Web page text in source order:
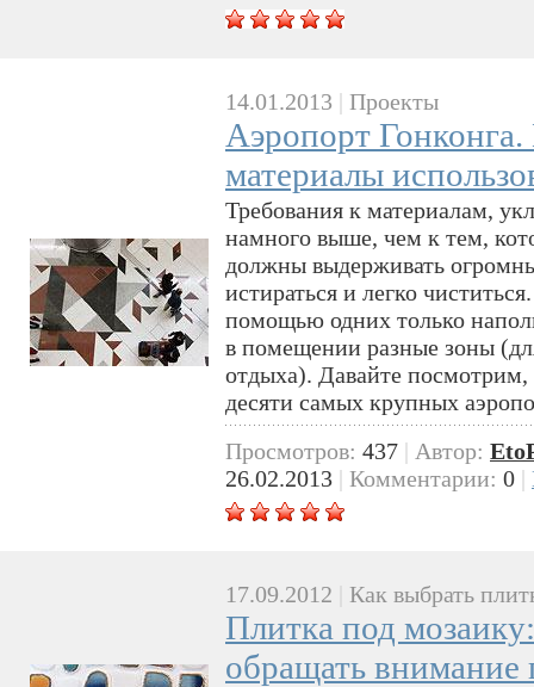
14.01.2013 | Проекты
Аэропорт
материалы
Требования к материалам,
намного выше, чем к тем,
должны выдерживать
истираться и легко
помощью одних только
в помещении разные зоны
отдыха). Давайте
десяти самых крупных
Просмотров: 437 | Автор:
26.02.2013 | Комментарии: 0 |
17.09.2012 Как выбрать
Плитка под
обращать внимание